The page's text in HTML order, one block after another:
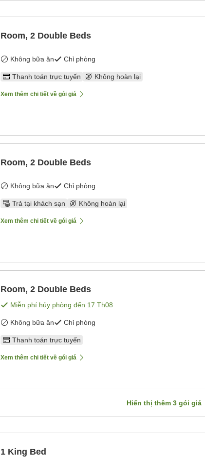
Room, 2 Double Beds
Không bữa ăn Chỉ phòng
Thanh toán trực tuyến Không hoàn lại
Xem thêm chi tiết về gói giá
Room, 2 Double Beds
Không bữa ăn Chỉ phòng
Trả tại khách sạn Không hoàn lại
Xem thêm chi tiết về gói giá
Room, 2 Double Beds
Miễn phí hủy phòng đến 17 Th08
Không bữa ăn Chỉ phòng
Thanh toán trực tuyến
Xem thêm chi tiết về gói giá
Hiển thị thêm 3 gói giá
1 King Bed